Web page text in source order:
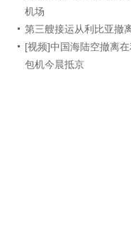
机场
第三艘接运从利比亚撤
[视频]中国海陆空撤离
包机今晨抵京